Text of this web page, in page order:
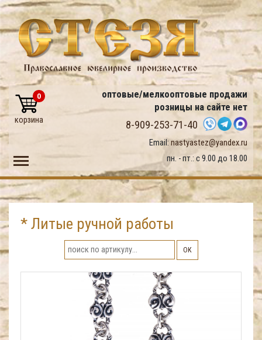
оптовые/мелкооптовые продажи
розницы на сайте нет
8-909-253-71-40
Email: nastyastez@yandex.ru
пн. - пт.: с 9.00 до 18.00
0
корзина
Toggle main menu visibility
* Литые ручной работы
ОК